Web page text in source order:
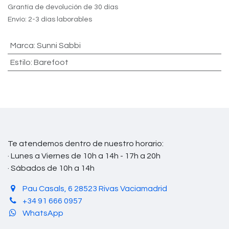
Grantía de devolución de 30 días
Envío: 2-3 días laborables
Marca: Sunni Sabbi
Estilo: Barefoot
Te atendemos dentro de nuestro horario:
· Lunes a Viernes de 10h a 14h - 17h a 20h
· Sábados de 10h a 14h
Pau Casals, 6 28523 Rivas Vaciamadrid
+34 91 666 0957
WhatsApp